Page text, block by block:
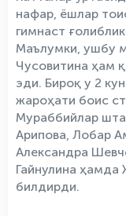
нафар, ёшлар
гимнаст
Маълумки, ушбу
Чусовитина ҳам
эди. Бироқ у 2
жароҳати боис
Мураббийлар
Арипова, Лобар
Александра
Гайнулина
билдирди.